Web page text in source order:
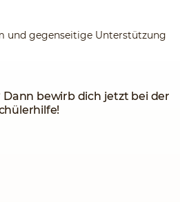
und gegenseitige Unterstützung
bewirb dich jetzt bei der